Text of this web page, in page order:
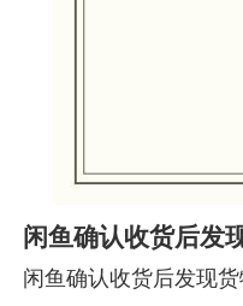
闲鱼确认收货后发
闲鱼确认收货后发现